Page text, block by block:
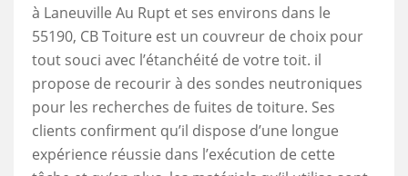
à Laneuville Au Rupt et ses environs dans le
55190, CB Toiture est un couvreur de choix pour
tout souci avec l’étanchéité de votre toit. il
propose de recourir à des sondes neutroniques
pour les recherches de fuites de toiture. Ses
clients confirment qu’il dispose d’une longue
expérience réussie dans l’exécution de cette